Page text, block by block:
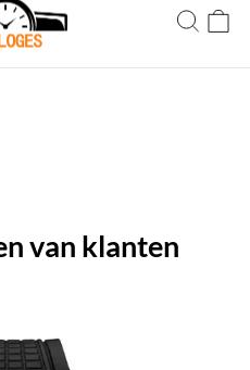
binnen 5 tot 20 dagen. Niet
binnen 30 dagen.
van klanten